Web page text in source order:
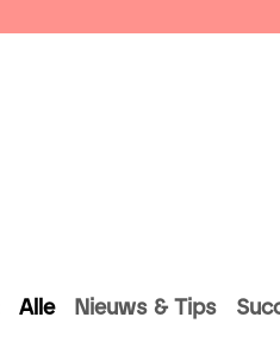
Alle Nieuws & Tips